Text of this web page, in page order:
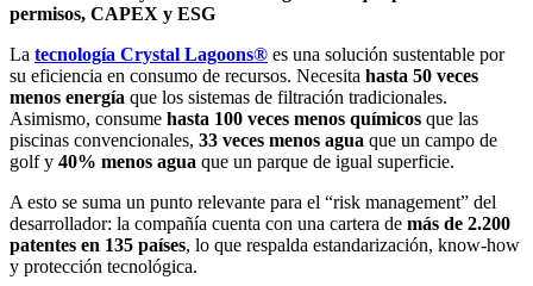
permisos, CAPEX y ESG
La tecnología Crystal Lagoons® es una solución sustentable por
su eficiencia en consumo de recursos. Necesita hasta 50 veces
menos energía que los sistemas de filtración tradicionales.
Asimismo, consume hasta 100 veces menos químicos que las
piscinas convencionales, 33 veces menos agua que un campo de
golf y 40% menos agua que un parque de igual superficie.
A esto se suma un punto relevante para el “risk management” del
desarrollador: la compañía cuenta con una cartera de más de 2.200
patentes en 135 países, lo que respalda estandarización, know-how
y protección tecnológica.